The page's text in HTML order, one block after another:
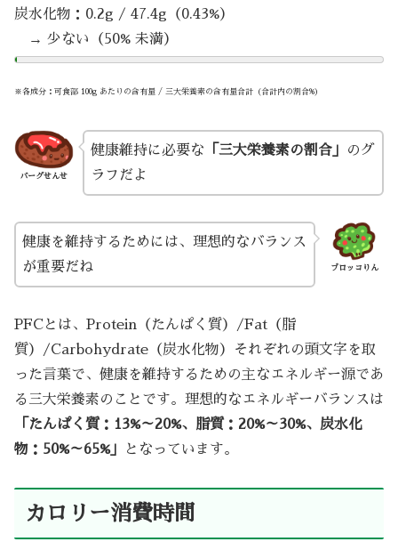
炭水化物：0.2g / 47.4g（0.43%）
→ 少ない（50% 未満）
※各成分：可食部 100g あたりの含有量 / 三大栄養素の含有量合計（合計内の割合%）
バーグせんせ
健康維持に必要な 「三大栄養素の割合」
のグ
ラフだよ
ブロッコりん
健康を維持するためには、理想的なバランス
が重要だね
PFCとは、Protein（たんぱく質）/Fat（脂
質）/Carbohydrate（炭水化物）それぞれの頭文字を取
った言葉で、健康を維持するための主なエネルギー源であ
る三大栄養素のことです。理想的なエネルギーバランスは
「たんぱく質：13%～20%、脂質：20%～30%、炭水化
物：50%～65%」
となっています。
カロリー消費時間